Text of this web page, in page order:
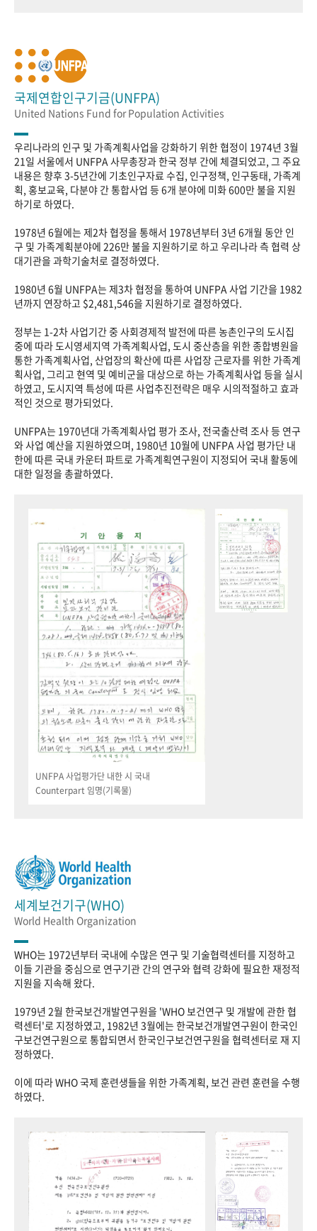
국제연합인구기금(UNFPA)
United Nations Fund for Population Activities
우리나라의 인구 및 가족계획사업을 강화하기 위한 협정이 1974년 3월
21일 서울에서 UNFPA 사무총장과 한국 정부 간에 체결되었고, 그 주요
내용은 향후 3-5년간에 기초인구자료 수집, 인구정책, 인구동태, 가족계
획, 홍보교육, 다분야 간 통합사업 등 6개 분야에 미화 600만 불을 지원
하기로 하였다.
1978년 6월에는 제2차 협정을 통해서 1978년부터 3년 6개월 동안 인
구 및 가족계획분야에 226만 불을 지원하기로 하고 우리나라 측 협력 상
대기관을 과학기술처로 결정하였다.
1980년 6월 UNFPA는 제3차 협정을 통하여 UNFPA 사업 기간을 1982
년까지 연장하고 $2,481,546을 지원하기로 결정하였다.
정부는 1-2차 사업기간 중 사회경제적 발전에 따른 농촌인구의 도시집
중에 따라 도시영세지역 가족계획사업, 도시 중산층을 위한 종합병원을
통한 가족계획사업, 산업장의 확산에 따른 사업장 근로자를 위한 가족계
획사업, 그리고 현역 및 예비군을 대상으로 하는 가족계획사업 등을 실시
하였고, 도시지역 특성에 따른 사업추진전략은 매우 시의적절하고 효과
적인 것으로 평가되었다.
UNFPA는 1970년대 가족계획사업 평가 조사, 전국출산력 조사 등 연구
와 사업 예산을 지원하였으며, 1980년 10월에 UNFPA 사업 평가단 내
한에 따른 국내 카운터 파트로 가족계획연구원이 지정되어 국내 활동에
대한 일정을 총괄하였다.
UNFPA 사업평가단 내한 시 국내
Counterpart 임명(기록물)
세계보건기구(WHO)
World Health Organization
WHO는 1972년부터 국내에 수많은 연구 및 기술협력센터를 지정하고
이들 기관을 중심으로 연구기관 간의 연구와 협력 강화에 필요한 재정적
지원을 지속해 왔다.
1979년 2월 한국보건개발연구원을 'WHO 보건연구 및 개발에 관한 협
력센터'로 지정하였고, 1982년 3월에는 한국보건개발연구원이 한국인
구보건연구원으로 통합되면서 한국인구보건연구원을 협력센터로 재 지
정하였다.
이에 따라 WHO 국제 훈련생들을 위한 가족계획, 보건 관련 훈련을 수행
하였다.